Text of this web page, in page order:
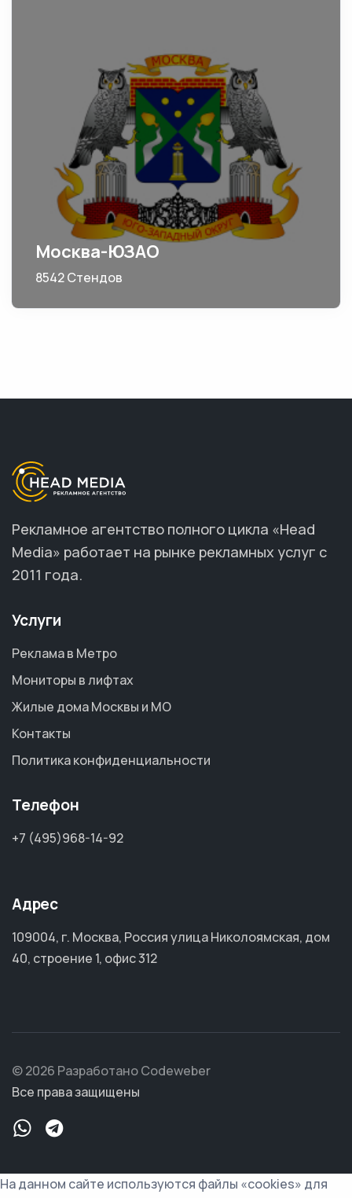
Москва-ЮЗАО
8542 Стендов
Рекламное агентство полного цикла «Head
Media» работает на рынке рекламных услуг с
2011 года.
Услуги
Реклама в Метро
Мониторы в лифтах
Жилые дома Москвы и МО
Контакты
Политика конфиденциальности
Телефон
+7 (495)968-14-92
Адрес
109004, г. Москва, Россия улица Николоямская, дом
40, строение 1, офис 312
© 2026 Разработано Codeweber
Все права защищены
На данном сайте используются файлы «cookies» для